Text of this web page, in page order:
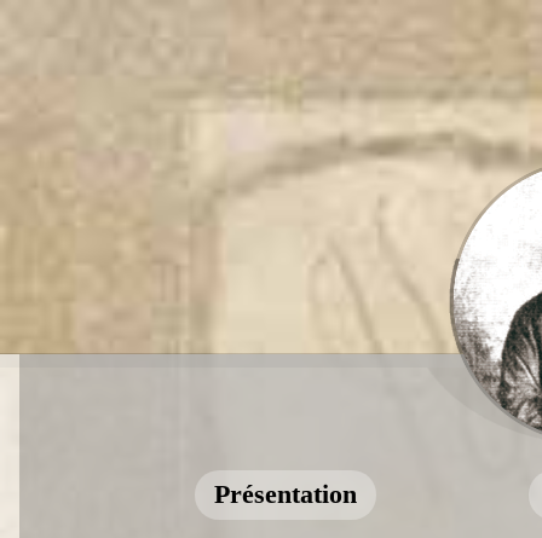
Présentation